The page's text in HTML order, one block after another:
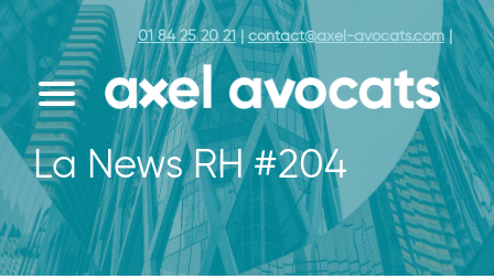
01 84 25 20 21 | contact@axel-avocats.com |
La News RH #204